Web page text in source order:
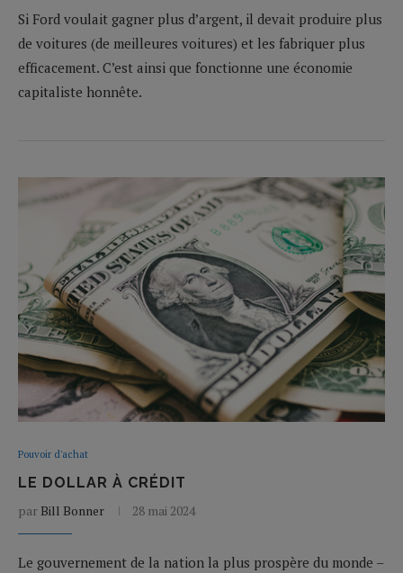
Si Ford voulait gagner plus d’argent, il devait produire plus
de voitures (de meilleures voitures) et les fabriquer plus
efficacement. C’est ainsi que fonctionne une économie
capitaliste honnête.
Pouvoir d'achat
LE DOLLAR À CRÉDIT
par Bill Bonner 28 mai 2024
Le gouvernement de la nation la plus prospère du monde –